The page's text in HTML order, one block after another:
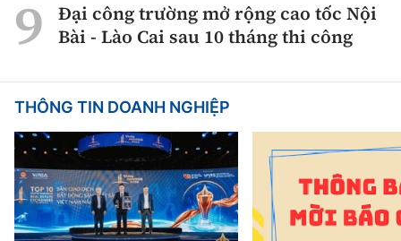
Đại công trường mở rộng cao tốc Nội
Bài - Lào Cai sau 10 tháng thi công
THÔNG TIN DOANH NGHIỆP